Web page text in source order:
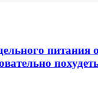
питания